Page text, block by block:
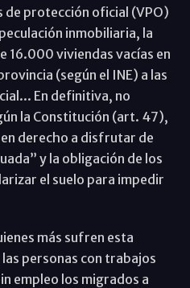
de protección oficial (VPO)
inmobiliaria, la
16.000 viviendas vacías en
(según el INE) a las
En definitiva, no
la Constitución (art. 47),
derecho a disfrutar de
y la obligación de los
el suelo para impedir
más sufren esta
personas con trabajos
empleo los migrados a